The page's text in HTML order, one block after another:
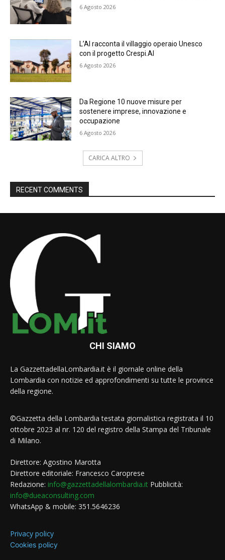
6 Agosto 2026
L’AI racconta il villaggio operaio Unesco
con il progetto Crespi.AI
6 Agosto 2026
Da Regione 10 nuove misure per
sostenere imprese, innovazione e
occupazione
6 Agosto 2026
CARICA ALTRO
RECENT COMMENTS
CHI SIAMO
La GazzettadellaLombardia.it è il giornale online della
Lombardia con notizie ed approfondimenti su tutte le province
della regione.
©Gazzetta della Lombardia testata giornalistica registrata il 10
ottobre 2023 al nr. 120 del registro della Stampa del Tribunale
di Milano.
Direttore: Agostino Marotta
Direttore editoriale: Francesco Caroprese
Redazione: info@gazzettadellalombardia.it Pubblicità:
info@dueaconsulting.com
WhatsApp & mobile: 351.5646236
Privacy policy
Cookies policy